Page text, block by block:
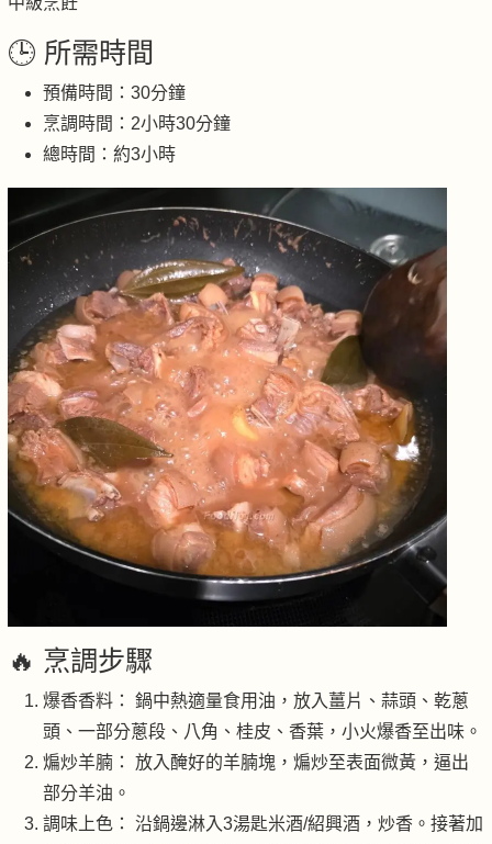
🕒 所需時間
預備時間：30分鐘
烹調時間：2小時30分鐘
總時間：約3小時
🔥 烹調步驟
爆香香料： 鍋中熱適量食用油，放入薑片、蒜頭、乾蔥
頭、一部分蔥段、八角、桂皮、香葉，小火爆香至出味。
煸炒羊腩： 放入醃好的羊腩塊，煸炒至表面微黃，逼出
部分羊油。
調味上色： 沿鍋邊淋入3湯匙米酒/紹興酒，炒香。接著加